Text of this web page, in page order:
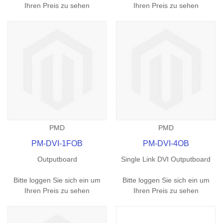
Ihren Preis zu sehen
Ihren Preis zu sehen
PMD
PM-DVI-1FOB
Outputboard
Bitte loggen Sie sich ein um
Ihren Preis zu sehen
PMD
PM-DVI-4OB
Single Link DVI Outputboard
Bitte loggen Sie sich ein um
Ihren Preis zu sehen